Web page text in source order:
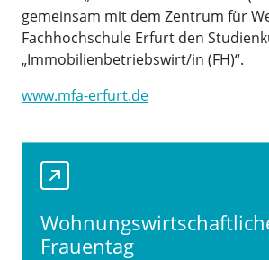
gemeinsam mit dem Zentrum für
Fachhochschule Erfurt den
„Immobilienbetriebswirt/in (FH)“.
www.mfa-erfurt.de
Frauentag